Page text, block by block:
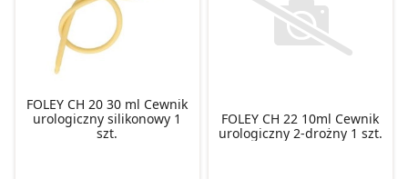
FOLEY CH 20 30 ml Cewnik
urologiczny silikonowy 1
szt.
FOLEY CH 22 10ml Cewnik
urologiczny 2-drożny 1 szt.